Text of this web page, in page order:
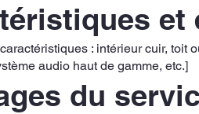
et
: intérieur cuir, toit
audio haut de gamme, etc.]
du